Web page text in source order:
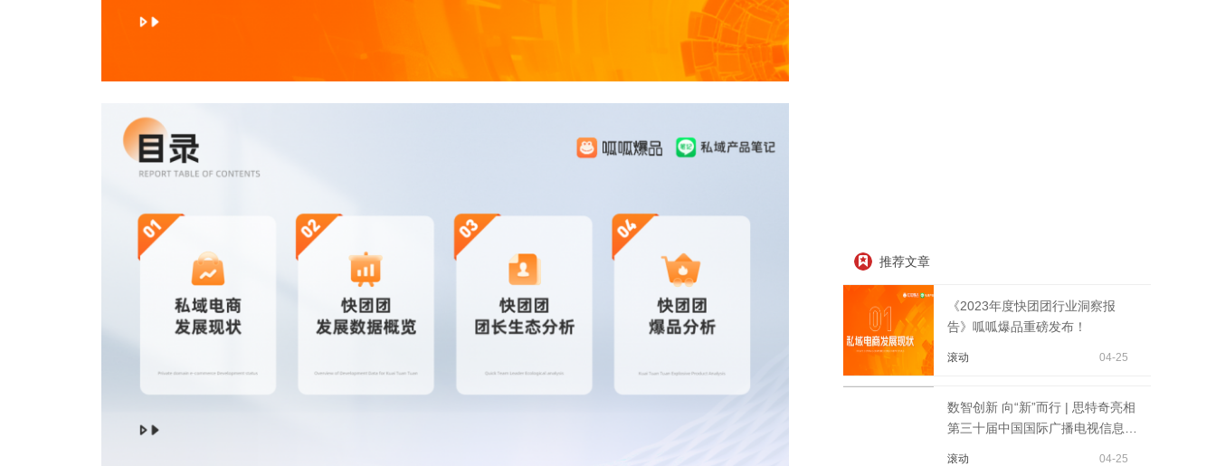
推荐文章
《2023年度快团团行业洞察报
告》呱呱爆品重磅发布！
滚动 04-25
数智创新 向“新”而行 | 思特奇亮相
第三十届中国国际广播电视信息网
滚动 04-25